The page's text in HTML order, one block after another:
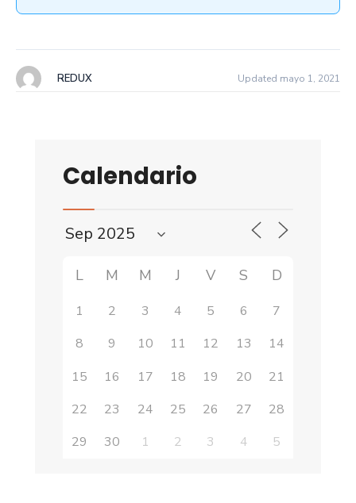
REDUX Updated mayo 1, 2021
Calendario
L M M J V S D
1 2 3 4 5 6
7
8
9 10 11 12 13
14
15
16 17 18 19 20
21
22
23 24 25 26 27
28
29
30 1 2 3 4 5